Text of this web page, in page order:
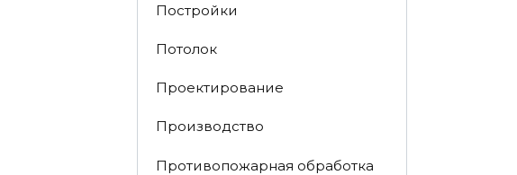
Постройки
Потолок
Проектирование
Производство
Противопожарная обработка